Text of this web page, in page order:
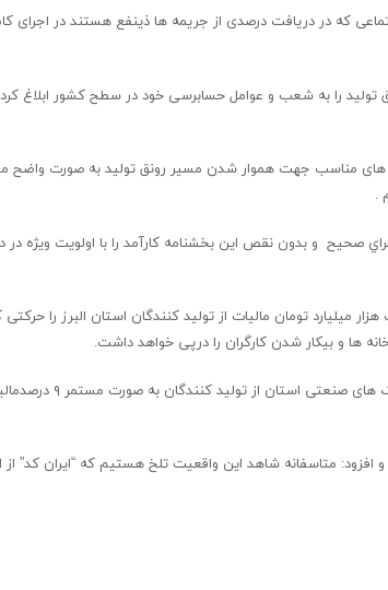
که در دریافت درصدی از جریمه ها ذینفع هستند در اجرای
را به شعب و عوامل حسابرسی خود در سطح کشور ابلاغ
حل های مناسب جهت هموار شدن مسیر رونق تولید به صورت
.
صحیح و بدون نقص این بخشنامه کارآمد را با اولویت ویژه در
ميليارد تومان ماليات از تولید کنندگان استان البرز را
ها و بيكار شدن کارگران را درپی خواهد داشت.
وی با تاکید بر ضرورت حاکم شدن اعتماد کامل
و افزود: متاسفانه شاهد این واقعیت تلخ هستیم که “ایران کد”